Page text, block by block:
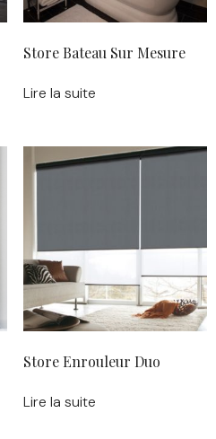
Store Bateau Sur Mesure
Lire la suite
Store Enrouleur Duo
Lire la suite